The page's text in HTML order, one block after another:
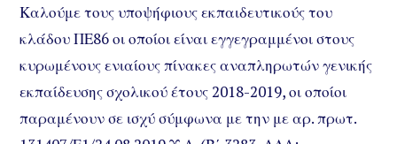
Καλούμε τους υποψήφιους εκπαιδευτικούς του
κλάδου ΠΕ86 οι οποίοι είναι εγγεγραμμένοι στους
κυρωμένους ενιαίους πίνακες αναπληρωτών γενικής
εκπαίδευσης σχολικού έτους 2018-2019, οι οποίοι
παραμένουν σε ισχύ σύμφωνα με την με αρ. πρωτ.